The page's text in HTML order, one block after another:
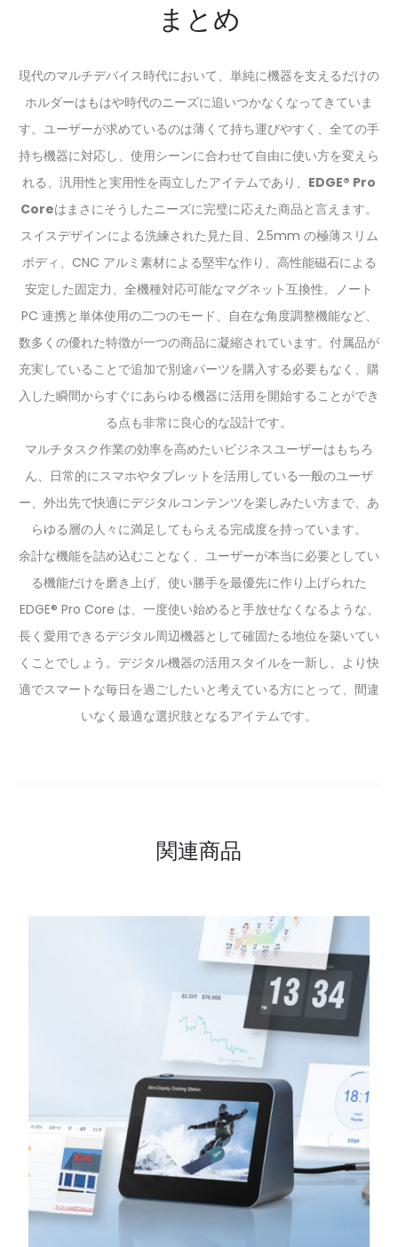
まとめ
現代のマルチデバイス時代において、単純に機器を支えるだけの
ホルダーはもはや時代のニーズに追いつかなくなってきていま
す。ユーザーが求めているのは薄くて持ち運びやすく、全ての手
持ち機器に対応し、使用シーンに合わせて自由に使い方を変えら
れる、汎用性と実用性を両立したアイテムであり、 EDGE® Pro
Coreはまさにそうしたニーズに完璧に応えた商品と言えます。
スイスデザインによる洗練された見た目、2.5mm の極薄スリム
ボディ、CNC アルミ素材による堅牢な作り、高性能磁石による
安定した固定力、全機種対応可能なマグネット互換性、ノート
PC 連携と単体使用の二つのモード、自在な角度調整機能など、
数多くの優れた特徴が一つの商品に凝縮されています。付属品が
充実していることで追加で別途パーツを購入する必要もなく、購
入した瞬間からすぐにあらゆる機器に活用を開始することができ
る点も非常に良心的な設計です。
マルチタスク作業の効率を高めたいビジネスユーザーはもちろ
ん、日常的にスマホやタブレットを活用している一般のユーザ
ー、外出先で快適にデジタルコンテンツを楽しみたい方まで、あ
らゆる層の人々に満足してもらえる完成度を持っています。
余計な機能を詰め込むことなく、ユーザーが本当に必要としてい
る機能だけを磨き上げ、使い勝手を最優先に作り上げられた
EDGE® Pro Core は、一度使い始めると手放せなくなるような、
長く愛用できるデジタル周辺機器として確固たる地位を築いてい
くことでしょう。デジタル機器の活用スタイルを一新し、より快
適でスマートな毎日を過ごしたいと考えている方にとって、間違
いなく最適な選択肢となるアイテムです。
関連商品